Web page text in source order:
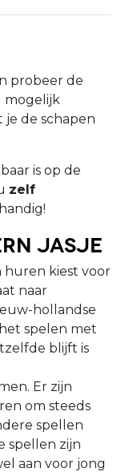
probeer de
mogelijk
je de schapen
is op de
zelf
jasje
huren kiest voor
naar
hollandse
spelen met
blijft is
Er zijn
om steeds
spellen
spellen zijn
aan voor jong